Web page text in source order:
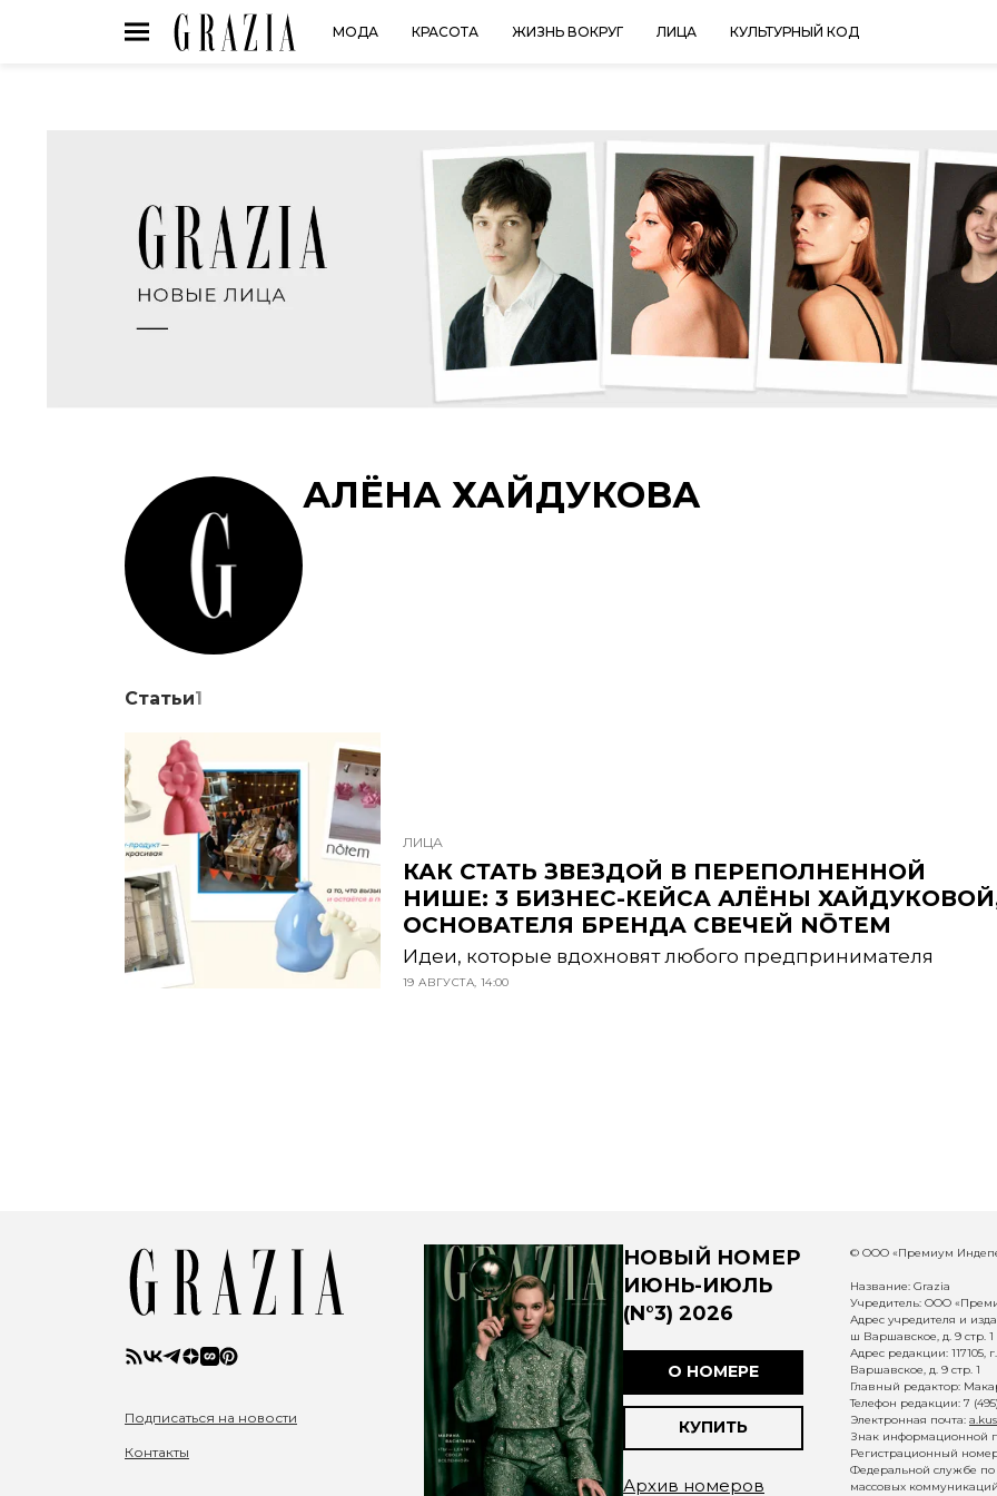
МОДА КРАСОТА ЖИЗНЬ ВОКРУГ ЛИЦА КУЛЬТУРНЫЙ КОД
АЛЁНА ХАЙДУКОВА
Статьи1
ЛИЦА
КАК СТАТЬ ЗВЕЗДОЙ В ПЕРЕПОЛНЕННОЙ
НИШЕ: 3 БИЗНЕС-КЕЙСА АЛЁНЫ
ОСНОВАТЕЛЯ БРЕНДА СВЕЧЕЙ NŌTEM
Идеи, которые вдохновят любого предпринимателя
19 АВГУСТА, 14:00
Подписаться на новости
Контакты
НОВЫЙ НОМЕР
ИЮНЬ-ИЮЛЬ
(N°3) 2026
О НОМЕРЕ
КУПИТЬ
Архив номеров
© ООО «Премиум
Название: Grazia
Учредитель: ООО
Адрес учредителя и
ш Варшавское, д. 9 стр. 1
Адрес редакции:
Варшавское, д. 9 стр. 1
Главный редактор:
Телефон редакции: 7
Электронная почта:
Знак информационной
Регистрационный
Федеральной службе по
массовых